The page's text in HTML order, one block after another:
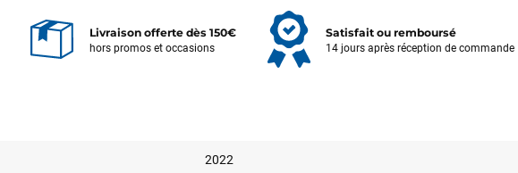
Livraison offerte dès 150€
hors promos et occasions
Satisfait ou remboursé
14 jours après réception de commande
2022